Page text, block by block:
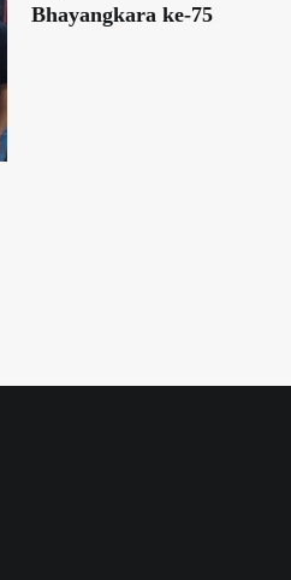
Bhayangkara ke-75